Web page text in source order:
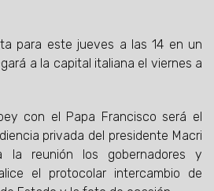
para este jueves a las 14 en un
a la capital italiana el viernes a
con el Papa Francisco será el
privada del presidente Macri
la reunión los gobernadores y
el protocolar intercambio de